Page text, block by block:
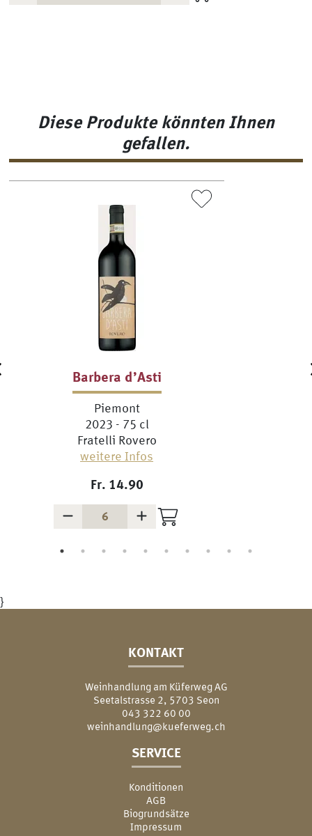
Diese Produkte könnten Ihnen
gefallen.
Barbera d’Asti
Piemont
2023 - 75 cl
Fratelli Rovero
weitere Infos
Fr. 14.90
}
KONTAKT
Weinhandlung am Küferweg AG
Seetalstrasse 2, 5703 Seon
043 322 60 00
weinhandlung@kueferweg.ch
SERVICE
Konditionen
AGB
Biogrundsätze
Impressum